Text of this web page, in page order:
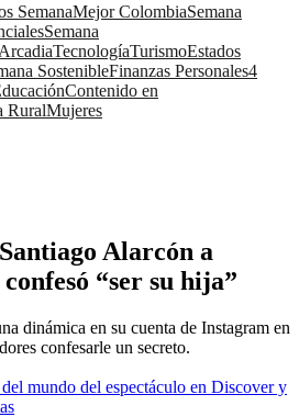
SemanaMejor ColombiaSemana
Semana
ArcadiaTecnologíaTurismoEstados
SostenibleFinanzas Personales4
Contenido en
RuralMujeres
Alarcón a
“ser su hija”
dinámica en su cuenta de Instagram en
confesarle un secreto.
mundo del espectáculo en Discover y